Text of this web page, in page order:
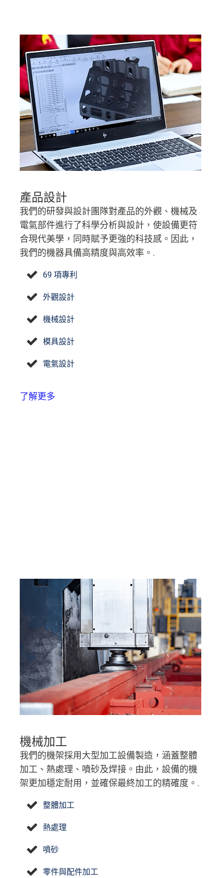
產品設計
我們的研發與設計團隊對產品的外觀、機械及
電氣部件進行了科學分析與設計，使設備更符
合現代美學，同時賦予更強的科技感。因此，
我們的機器具備高精度與高效率。.
69 項專利
外觀設計
機械設計
模具設計
電氣設計
了解更多
機械加工
我們的機架採用大型加工設備製造，涵蓋整體
加工、熱處理、噴砂及焊接。由此，設備的機
架更加穩定耐用，並確保最終加工的精確度。.
整體加工
熱處理
噴砂
零件與配件加工